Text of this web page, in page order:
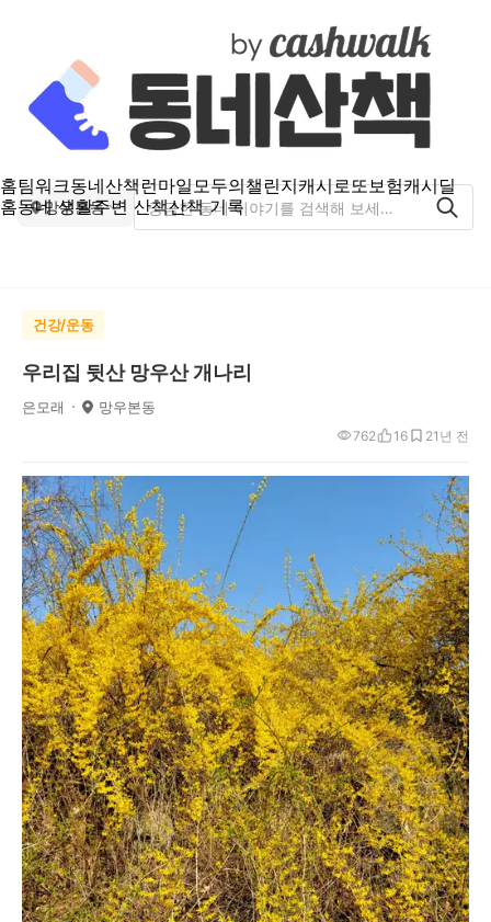
홈팀워크동네산책런마일모두의챌린지캐시로또보험캐시딜
홈동네 생활주변 산책산책 기록
망우본동
건강/운동
우리집 뒷산 망우산 개나리
은모래 망우본동
1년 전
762 16 2